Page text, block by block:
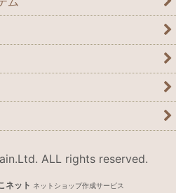
ALL rights reserved.
ネット ネットショップ作成サービス